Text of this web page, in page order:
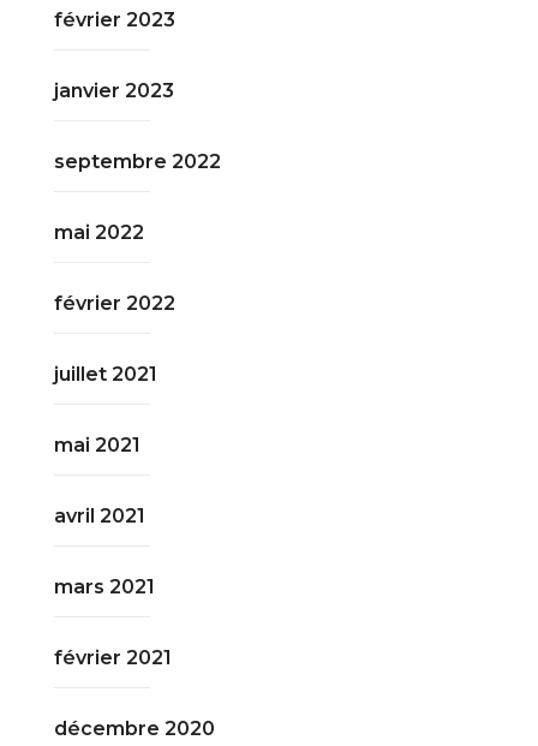
février 2023
janvier 2023
septembre 2022
mai 2022
février 2022
juillet 2021
mai 2021
avril 2021
mars 2021
février 2021
décembre 2020